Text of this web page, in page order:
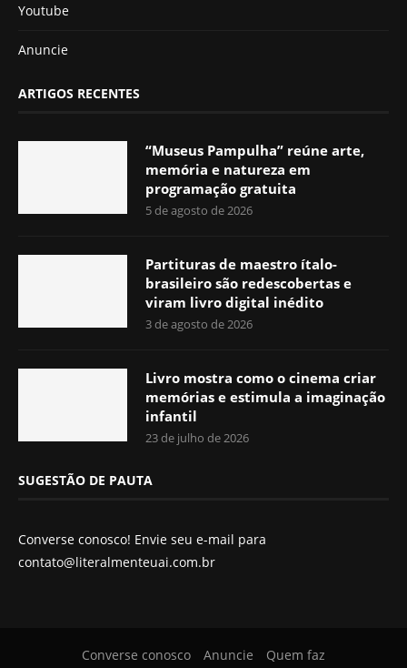
Youtube
Anuncie
ARTIGOS RECENTES
“Museus Pampulha” reúne arte,
memória e natureza em
programação gratuita
5 de agosto de 2026
Partituras de maestro ítalo-
brasileiro são redescobertas e
viram livro digital inédito
3 de agosto de 2026
Livro mostra como o cinema criar
memórias e estimula a imaginação
infantil
23 de julho de 2026
SUGESTÃO DE PAUTA
Converse conosco! Envie seu e-mail para
contato@literalmenteuai.com.br
Converse conosco Anuncie
Quem faz